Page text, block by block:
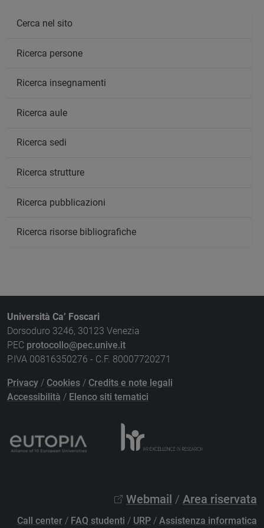
Cerca nel sito
Ricerca persone
Ricerca insegnamenti
Ricerca aule
Ricerca sedi
Ricerca strutture
Ricerca pubblicazioni
Ricerca risorse bibliografiche
Università Ca’ Foscari
Dorsoduro 3246, 30123 Venezia
PEC protocollo@pec.unive.it
P.IVA 00816350276 - C.F. 80007720271
Privacy / Cookies / Credits e note legali
Accessibilità / Elenco siti tematici
Webmail / Area riservata
Call center / FAQ studenti / URP / Assistenza informatica